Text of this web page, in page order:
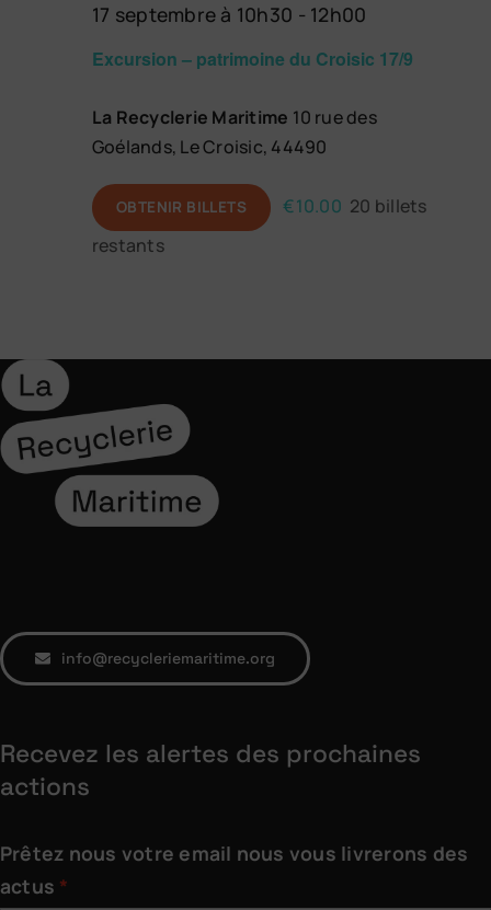
Excursion – patrimoine du Croisic 17/9
17 septembre à 10h30 - 12h00
La Recyclerie Maritime 10 rue des
Goélands, Le Croisic, 44490
OBTENIR BILLETS €10.00 20 billets
restants
info@recycleriemaritime.org
Recevez les alertes des prochaines
actions
Prêtez nous votre email nous vous livrerons des
actus